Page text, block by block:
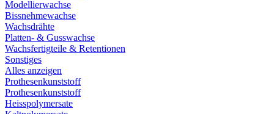
Modellierwachse
Bissnehmewachse
Wachsdrähte
Platten- & Gusswachse
Wachsfertigteile & Retentionen
Sonstiges
Alles anzeigen
Prothesenkunststoff
Prothesenkunststoff
Heisspolymersate